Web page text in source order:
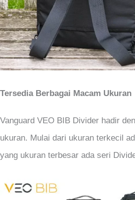
Tersedia Berbagai Macam Ukuran
Vanguard VEO BIB Divider hadir
ukuran. Mulai dari ukuran terkecil
yang ukuran terbesar ada seri